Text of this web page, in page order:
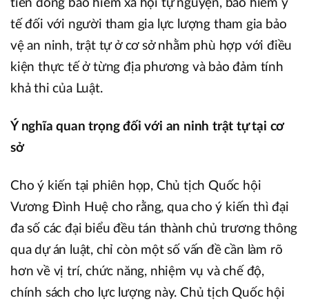
tiền đóng bảo hiểm xã hội tự nguyện, bảo hiểm y
tế đối với người tham gia lực lượng tham gia bảo
vệ an ninh, trật tự ở cơ sở nhằm phù hợp với điều
kiện thực tế ở từng địa phương và bảo đảm tính
khả thi của Luật.
Ý nghĩa quan trọng đối với an ninh trật tự tại cơ
sở
Cho ý kiến tại phiên họp, Chủ tịch Quốc hội
Vương Đình Huệ cho rằng, qua cho ý kiến thì đại
đa số các đại biểu đều tán thành chủ trương thông
qua dự án luật, chỉ còn một số vấn đề cần làm rõ
hơn về vị trí, chức năng, nhiệm vụ và chế độ,
chính sách cho lực lượng này. Chủ tịch Quốc hội